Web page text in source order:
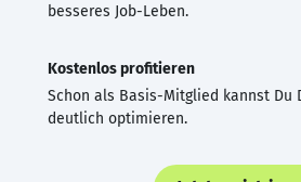
besseres Job-Leben.
Kostenlos profitieren
Schon als Basis-Mitglied kannst Du
deutlich optimieren.